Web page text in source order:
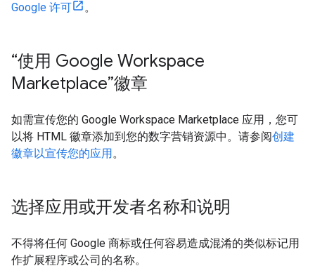
Google 许可
。
“使用 Google Workspace
Marketplace”徽章
如需宣传您的 Google Workspace Marketplace 应用，您可
以将 HTML 徽章添加到您的数字营销资源中。请参阅创建
徽章以宣传您的应用。
选择应用或开发者名称和说明
不得将任何 Google 商标或任何容易造成混淆的类似标记用
作扩展程序或公司的名称。